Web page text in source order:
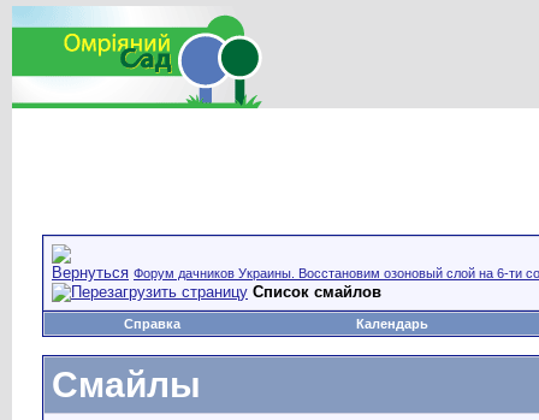
Форум дачников Украины. Восстановим озоновый слой на 6-ти
Список смайлов
Справка Календарь
Смайлы